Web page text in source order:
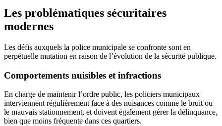
Les problématiques sécuritaires
modernes
Les défis auxquels la police municipale se confronte sont en
perpétuelle mutation en raison de l’évolution de la sécurité publique.
Comportements nuisibles et infractions
En charge de maintenir l’ordre public, les policiers municipaux
interviennent régulièrement face à des nuisances comme le bruit ou
le mauvais stationnement, et doivent également gérer la délinquance,
bien que moins fréquente dans ces quartiers.